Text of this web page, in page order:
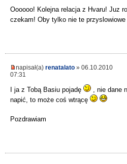
Oooooo! Kolejna relacja z Hvaru! Juz
czekam! Oby tylko nie te przyslowiowe
napisał(a) renatalato » 06.10.2010
07:31
I ja z Tobą Basiu pojadę
, nie dane
napić, to może coś wtrącę
Pozdrawiam